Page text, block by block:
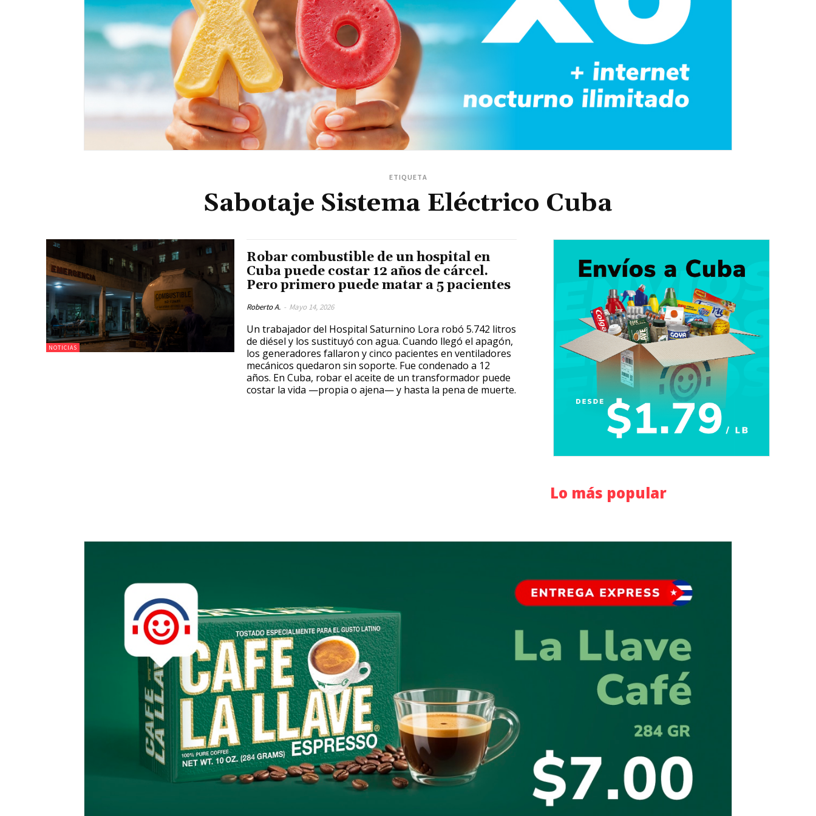
ETIQUETA
Sabotaje Sistema Eléctrico Cuba
NOTICIAS
Robar combustible de un hospital en
Cuba puede costar 12 años de cárcel.
Pero primero puede matar a 5 pacientes
Roberto A. - Mayo 14, 2026
Un trabajador del Hospital Saturnino Lora robó 5.742 litros
de diésel y los sustituyó con agua. Cuando llegó el apagón,
los generadores fallaron y cinco pacientes en ventiladores
mecánicos quedaron sin soporte. Fue condenado a 12
años. En Cuba, robar el aceite de un transformador puede
costar la vida —propia o ajena— y hasta la pena de muerte.
Lo más popular